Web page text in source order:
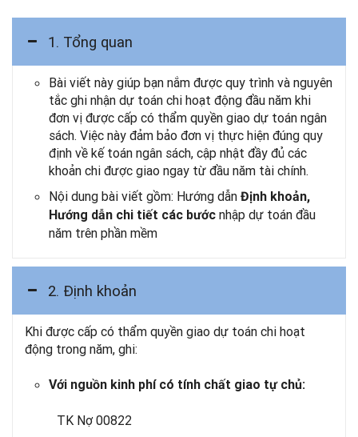
1. Tổng quan
Bài viết này giúp bạn nắm được quy trình và nguyên
tắc ghi nhận dự toán chi hoạt động đầu năm khi
đơn vị được cấp có thẩm quyền giao dự toán ngân
sách. Việc này đảm bảo đơn vị thực hiện đúng quy
định về kế toán ngân sách, cập nhật đầy đủ các
khoản chi được giao ngay từ đầu năm tài chính.
Nội dung bài viết gồm: Hướng dẫn Định khoản,
Hướng dẫn chi tiết các bước nhập dự toán đầu
năm trên phần mềm
2. Ðịnh khoản
Khi được cấp có thẩm quyền giao dự toán chi hoạt
động trong năm, ghi:
Với nguồn kinh phí có tính chất giao tự chủ:
TK Nợ 00822